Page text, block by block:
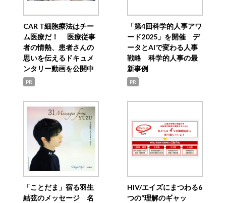
CAR T細胞療法はチー
ム医療だ！ 医療従事
者の情熱、患者さんの
思いを伝えるドキュメ
ンタリー動画を公開中
PR
「第4回科学的人事アワ
ード2025」を開催 デ
ータとAIで変わる人事
戦略 科学的人事の最
新事例
PR
「ことだま」宿る羽生
結弦のメッセージ 名
HIV/エイズにまつわる6
つの“理解のギャッ